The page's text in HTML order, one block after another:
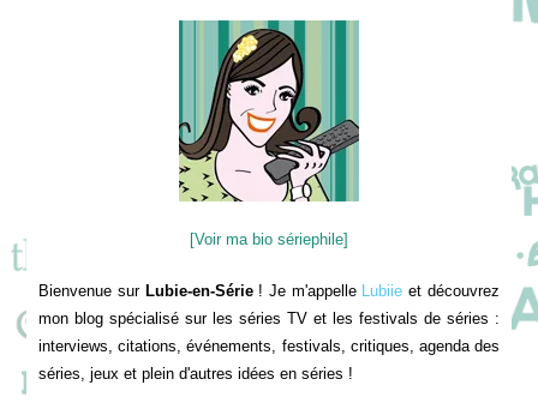
[Voir ma bio sériephile]
Bienvenue sur Lubie-en-Série! Je m'appelle Lubiie et découvrez
mon blog spécialisé sur les séries TV et les festivals de séries :
interviews, citations, événements, festivals, critiques, agenda des
séries, jeux et plein d'autres idées en séries !